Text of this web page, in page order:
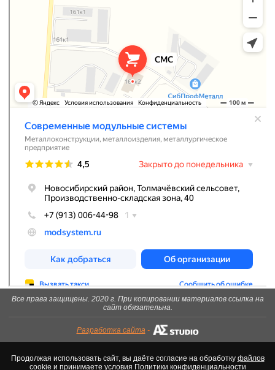
Все права защищены. 2020 г. При копировании материалов ссылка на
сайт обязательна.
Разработка сайта -
Продолжая использовать сайт, вы даёте согласие на обработку файлов
cookie и принимаете условия Политики конфиденциальности